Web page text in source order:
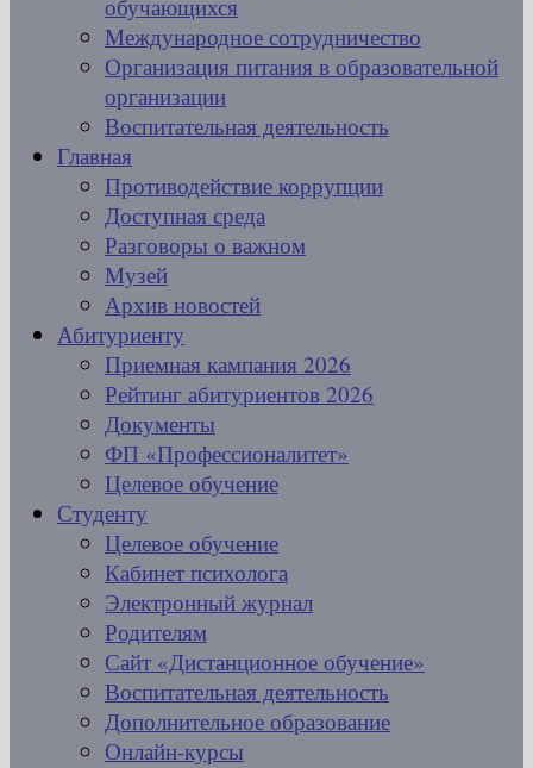
обучающихся
Международное сотрудничество
Организация питания в образовательной
организации
Воспитательная деятельность
Главная
Противодействие коррупции
Доступная среда
Разговоры о важном
Музей
Архив новостей
Абитуриенту
Приемная кампания 2026
Рейтинг абитуриентов 2026
Документы
ФП «Профессионалитет»
Целевое обучение
Студенту
Целевое обучение
Кабинет психолога
Электронный журнал
Родителям
Сайт «Дистанционное обучение»
Воспитательная деятельность
Дополнительное образование
Онлайн-курсы